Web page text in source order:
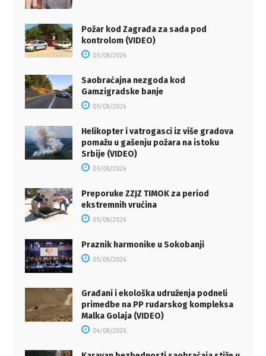
Požar kod Zagrađa za sada pod
kontrolom (VIDEO)
05/08/2026
Saobraćajna nezgoda kod
Gamzigradske banje
05/08/2026
Helikopter i vatrogasci iz više gradova
pomažu u gašenju požara na istoku
Srbije (VIDEO)
05/08/2026
Preporuke ZZJZ TIMOK za period
ekstremnih vrućina
05/08/2026
Praznik harmonike u Sokobanji
05/08/2026
Građani i ekološka udruženja podneli
primedbe na PP rudarskog kompleksa
Malka Golaja (VIDEO)
04/08/2026